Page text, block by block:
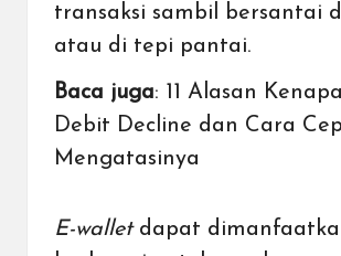
transaksi sambil bersantai
atau di tepi pantai.
Baca juga: 11 Alasan
Debit Decline dan Cara
Mengatasinya
E-wallet dapat